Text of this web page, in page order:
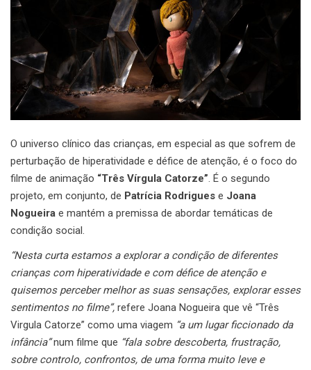
O universo clínico das crianças, em especial as que sofrem de
perturbação de hiperatividade e défice de atenção, é o foco do
filme de animação “Três Vírgula Catorze”. É o segundo
projeto, em conjunto, de Patrícia Rodrigues e Joana
Nogueira e mantém a premissa de abordar temáticas de
condição social.
“Nesta curta estamos a explorar a condição de diferentes
crianças com hiperatividade e com défice de atenção e
quisemos perceber melhor as suas sensações, explorar esses
sentimentos no filme”, refere Joana Nogueira que vê “Três
Virgula Catorze” como uma viagem “a um lugar ficcionado da
infância”num filme que “fala sobre descoberta, frustração,
sobre controlo, confrontos, de uma forma muito leve e